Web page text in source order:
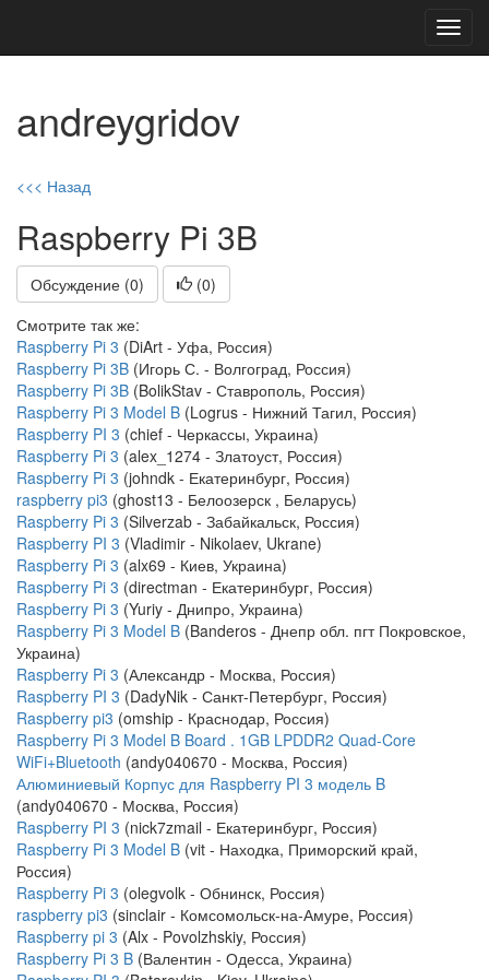
andreygridov
<<< Назад
Raspberry Pi 3B
Обсуждение (0) (0)
Смотрите так же:
Raspberry Pi 3 (DiArt - Уфа, Россия)
Raspberry Pi 3B (Игорь С. - Волгоград, Россия)
Raspberry Pi 3B (BolikStav - Ставрополь, Россия)
Raspberry Pi 3 Model B (Logrus - Нижний Тагил, Россия)
Raspberry PI 3 (chief - Черкассы, Украина)
Raspberry Pi 3 (alex_1274 - Златоуст, Россия)
Raspberry Pi 3 (johndk - Екатеринбург, Россия)
raspberry pi3 (ghost13 - Белоозерск , Беларусь)
Raspberry Pi 3 (Silverzab - Забайкальск, Россия)
Raspberry PI 3 (Vladimir - Nikolaev, Ukrane)
Raspberry Pi 3 (alx69 - Киев, Украина)
Raspberry Pi 3 (directman - Екатеринбург, Россия)
Raspberry Pi 3 (Yuriy - Днипро, Украина)
Raspberry Pi 3 Model B (Banderos - Днепр обл. пгт Покровское,
Украина)
Raspberry Pi 3 (Александр - Москва, Россия)
Raspberry PI 3 (DadyNik - Санкт-Петербург, Россия)
Raspberry pi3 (omship - Краснодар, Россия)
Raspberry Pi 3 Model B Board . 1GB LPDDR2 Quad-Core
WiFi+Bluetooth (andy040670 - Москва, Россия)
Алюминиевый Корпус для Raspberry PI 3 модель B
(andy040670 - Москва, Россия)
Raspberry PI 3 (nick7zmail - Екатеринбург, Россия)
Raspberry Pi 3 Model B (vit - Находка, Приморский край,
Россия)
Raspberry Pi 3 (olegvolk - Обнинск, Россия)
raspberry pi3 (sinclair - Комсомольск-на-Амуре, Россия)
Raspberry pi 3 (Alx - Povolzhskiy, Россия)
Raspberry Pi 3 B (Валентин - Одесса, Украина)